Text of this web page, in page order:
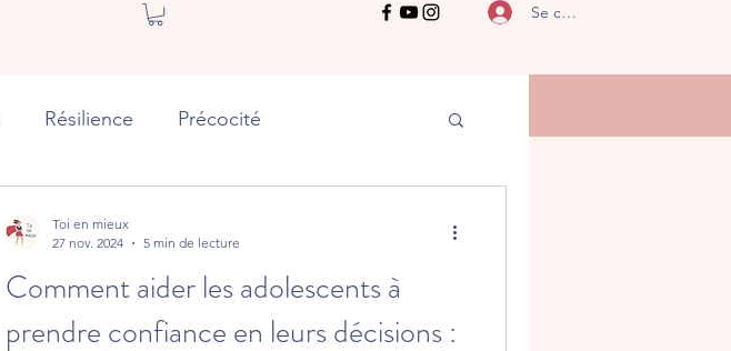
Se connecter
Résilience Précocité
Comment aider les adolescents à
prendre confiance en leurs décisions :
Toi en mieux
27 nov. 2024
5 min de lecture